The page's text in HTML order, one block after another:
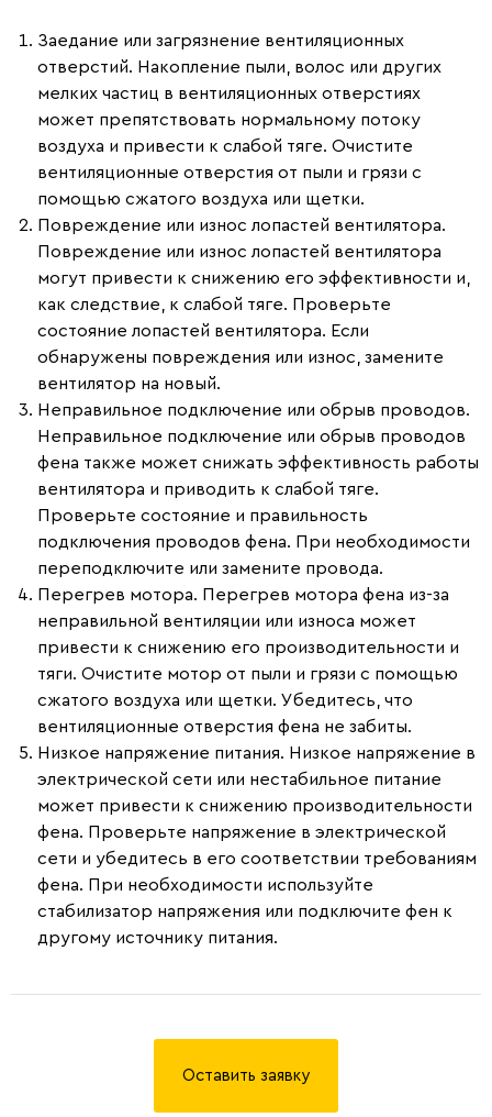
Заедание или загрязнение вентиляционных
отверстий. Накопление пыли, волос или других
мелких частиц в вентиляционных отверстиях
может препятствовать нормальному потоку
воздуха и привести к слабой тяге. Очистите
вентиляционные отверстия от пыли и грязи с
помощью сжатого воздуха или щетки.
Повреждение или износ лопастей вентилятора.
Повреждение или износ лопастей вентилятора
могут привести к снижению его эффективности и,
как следствие, к слабой тяге. Проверьте
состояние лопастей вентилятора. Если
обнаружены повреждения или износ, замените
вентилятор на новый.
Неправильное подключение или обрыв проводов.
Неправильное подключение или обрыв проводов
фена также может снижать эффективность работы
вентилятора и приводить к слабой тяге.
Проверьте состояние и правильность
подключения проводов фена. При необходимости
переподключите или замените провода.
Перегрев мотора. Перегрев мотора фена из-за
неправильной вентиляции или износа может
привести к снижению его производительности и
тяги. Очистите мотор от пыли и грязи с помощью
сжатого воздуха или щетки. Убедитесь, что
вентиляционные отверстия фена не забиты.
Низкое напряжение питания. Низкое напряжение в
электрической сети или нестабильное питание
может привести к снижению производительности
фена. Проверьте напряжение в электрической
сети и убедитесь в его соответствии требованиям
фена. При необходимости используйте
стабилизатор напряжения или подключите фен к
другому источнику питания.
Оставить заявку